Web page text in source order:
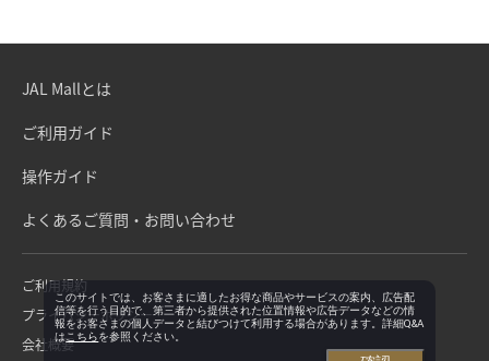
JAL Mallとは
ご利用ガイド
操作ガイド
よくあるご質問・お問い合わせ
ご利用規約
プライバシーポリシー
会社概要
このサイトでは、お客さまに適したお得な商品やサービスの案内、広告配
信等を行う目的で、第三者から提供された位置情報や広告データなどの情
報をお客さまの個人データと結びつけて利用する場合があります。詳細Q&A
はこちらを参照ください。